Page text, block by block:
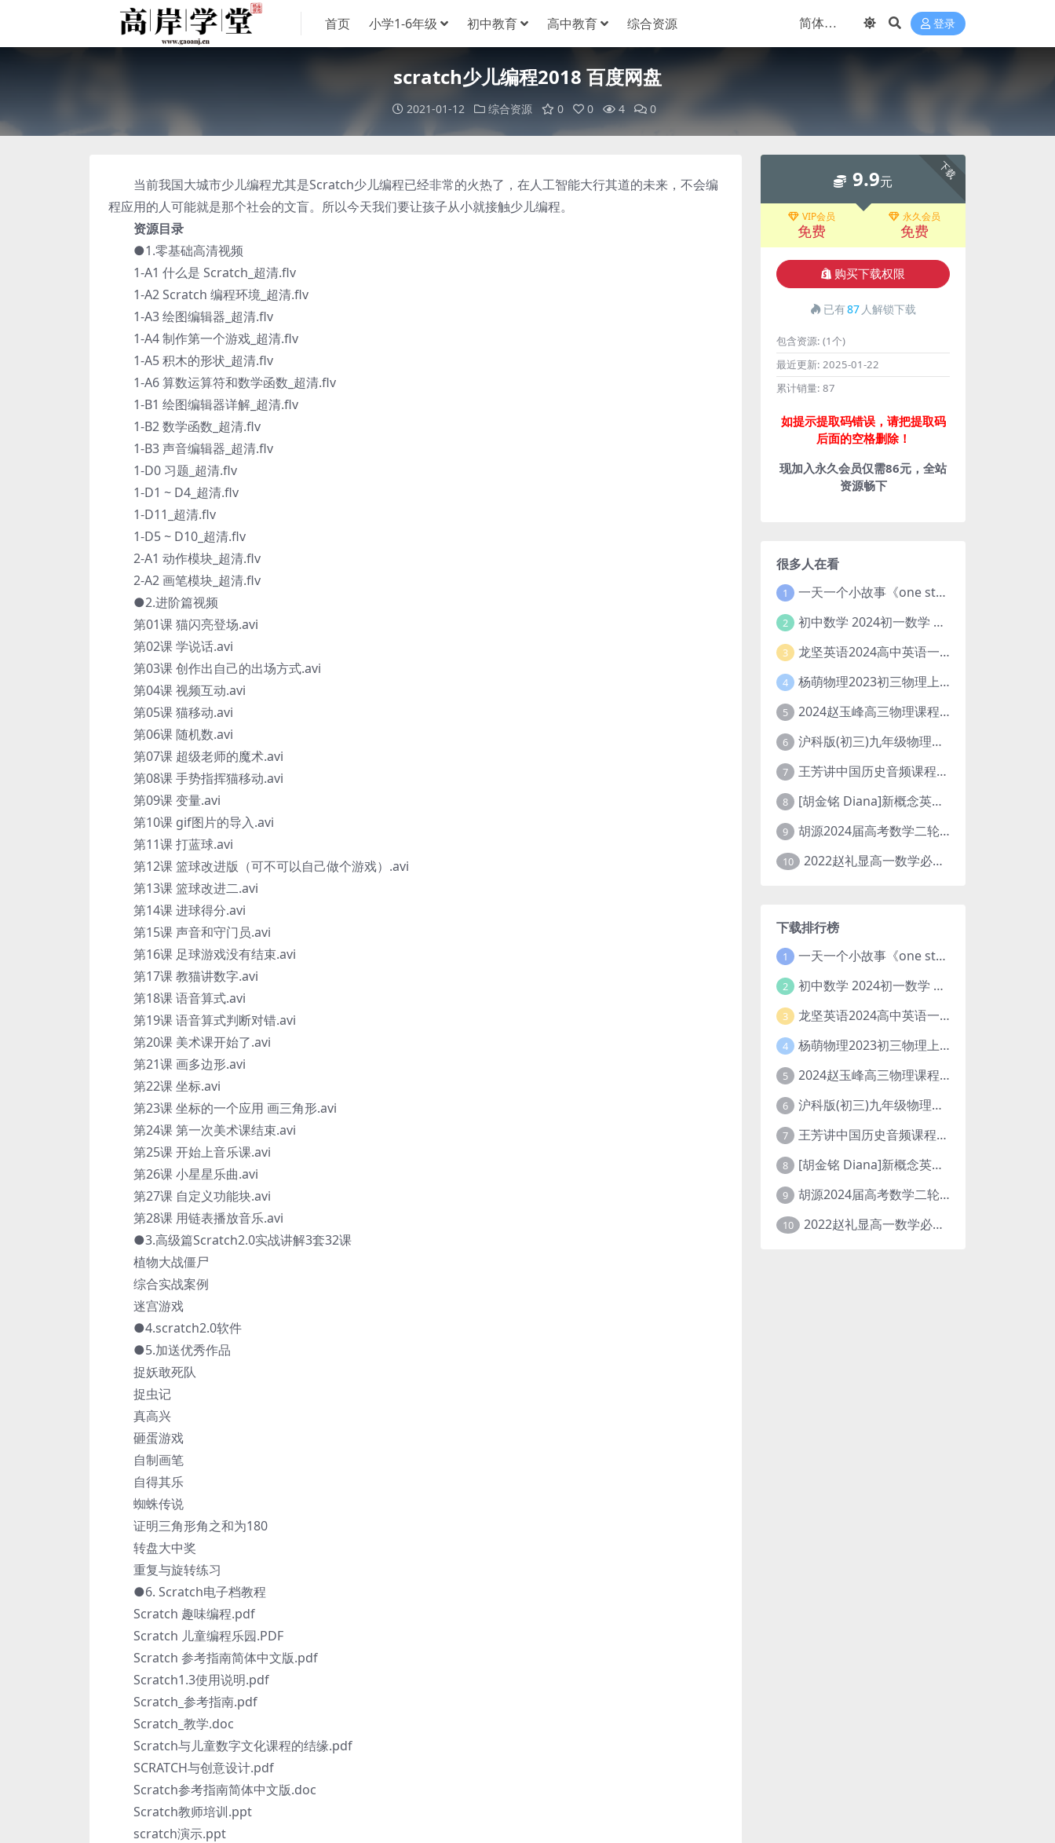
首页 小学1-6年级 初中教育 高中教育 综合资源 登录
scratch少儿编程2018 百度网盘
2021-01-12 综合资源 0 0 4 0
当前我国大城市少儿编程尤其是Scratch少儿编程已经非常的火热了，在人工智能大行其道的未来，不会编
程应用的人可能就是那个社会的文盲。所以今天我们要让孩子从小就接触少儿编程。
资源目录
●1.零基础高清视频
1-A1 什么是 Scratch_超清.flv
1-A2 Scratch 编程环境_超清.flv
1-A3 绘图编辑器_超清.flv
1-A4 制作第一个游戏_超清.flv
1-A5 积木的形状_超清.flv
1-A6 算数运算符和数学函数_超清.flv
1-B1 绘图编辑器详解_超清.flv
1-B2 数学函数_超清.flv
1-B3 声音编辑器_超清.flv
1-D0 习题_超清.flv
1-D1 ~ D4_超清.flv
1-D11_超清.flv
1-D5 ~ D10_超清.flv
2-A1 动作模块_超清.flv
2-A2 画笔模块_超清.flv
●2.进阶篇视频
第01课 猫闪亮登场.avi
第02课 学说话.avi
第03课 创作出自己的出场方式.avi
第04课 视频互动.avi
第05课 猫移动.avi
第06课 随机数.avi
第07课 超级老师的魔术.avi
第08课 手势指挥猫移动.avi
第09课 变量.avi
第10课 gif图片的导入.avi
第11课 打蓝球.avi
第12课 篮球改进版（可不可以自己做个游戏）.avi
第13课 篮球改进二.avi
第14课 进球得分.avi
第15课 声音和守门员.avi
第16课 足球游戏没有结束.avi
第17课 教猫讲数字.avi
第18课 语音算式.avi
第19课 语音算式判断对错.avi
第20课 美术课开始了.avi
第21课 画多边形.avi
第22课 坐标.avi
第23课 坐标的一个应用 画三角形.avi
第24课 第一次美术课结束.avi
第25课 开始上音乐课.avi
第26课 小星星乐曲.avi
第27课 自定义功能块.avi
第28课 用链表播放音乐.avi
●3.高级篇Scratch2.0实战讲解3套32课
植物大战僵尸
综合实战案例
迷宫游戏
●4.scratch2.0软件
●5.加送优秀作品
捉妖敢死队
捉虫记
真高兴
砸蛋游戏
自制画笔
自得其乐
蜘蛛传说
证明三角形角之和为180
转盘大中奖
重复与旋转练习
●6. Scratch电子档教程
Scratch 趣味编程.pdf
Scratch 儿童编程乐园.PDF
Scratch 参考指南简体中文版.pdf
Scratch1.3使用说明.pdf
Scratch_参考指南.pdf
Scratch_教学.doc
Scratch与儿童数字文化课程的结缘.pdf
SCRATCH与创意设计.pdf
Scratch参考指南简体中文版.doc
Scratch教师培训.ppt
scratch演示.ppt
下载
9.9元
VIP会员
免费
永久会员
免费
购买下载权限
已有87 人解锁下载
包含资源: (1个)
最近更新: 2025-01-22
累计销量: 87
如提示提取码错误，请把提取码
后面的空格删除！
现加入永久会员仅需86元，全站
资源畅下
很多人在看
1 一天一个小故事《one story a day》初中版 百度网盘分享下载
2 初中数学 2024初一数学 朱韬数学 S班春季下 A+班春季下 百度云网盘
3 龙坚英语2024高中英语一轮系统班(全国卷+北京卷)
4 杨萌物理2023初三物理上秋季A+班(视频+讲义) 百度网盘分享
5 2024赵玉峰高三物理课程24年高考物理一轮复习网课教程
6 沪科版(初三)九年级物理全一册网课教学视频全集(录播版 杜春雨 66讲)
7 王芳讲中国历史音频课程全集(上下五千年)
8 [胡金铭 Diana]新概念英语第1册教学视频课程(全集 百度网盘下载)
9 胡源2024届高考数学二轮寒假春季精讲 百度网盘分享
10 2022赵礼显高一数学必修一课程视频资源(秋季班 含讲义)百度网盘云
下载排行榜
1 一天一个小故事《one story a day》初中版 百度网盘分享下载
2 初中数学 2024初一数学 朱韬数学 S班春季下 A+班春季下 百度云网盘
3 龙坚英语2024高中英语一轮系统班(全国卷+北京卷)
4 杨萌物理2023初三物理上秋季A+班(视频+讲义) 百度网盘分享
5 2024赵玉峰高三物理课程24年高考物理一轮复习网课教程
6 沪科版(初三)九年级物理全一册网课教学视频全集(录播版 杜春雨 66讲)
7 王芳讲中国历史音频课程全集(上下五千年)
8 [胡金铭 Diana]新概念英语第1册教学视频课程(全集 百度网盘下载)
9 胡源2024届高考数学二轮寒假春季精讲 百度网盘分享
10 2022赵礼显高一数学必修一课程视频资源(秋季班 含讲义)百度网盘云